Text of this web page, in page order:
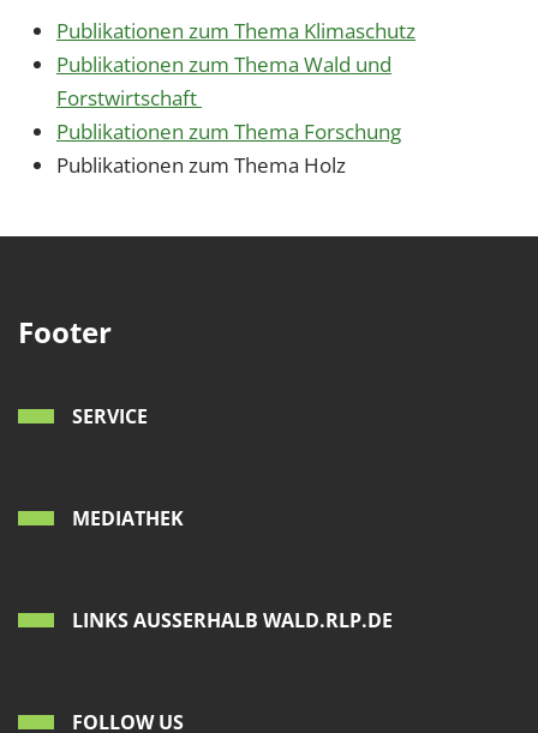
Publikationen zum Thema Klimaschutz
Publikationen zum Thema Wald und
Forstwirtschaft
Publikationen zum Thema Forschung
Publikationen zum Thema Holz
Footer
SERVICE
MEDIATHEK
LINKS AUSSERHALB WALD.RLP.DE
FOLLOW US